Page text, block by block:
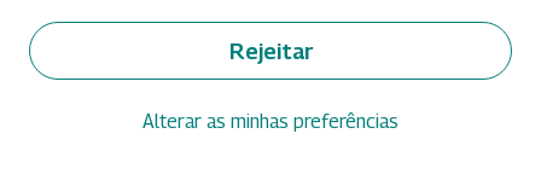
virtual - Curso "Participação em Comissões de
Confirmação da Autodeclaração (Heteroidentificação)".
Empenho nº 2026NE400050
Rejeitar
Alterar as minhas preferências